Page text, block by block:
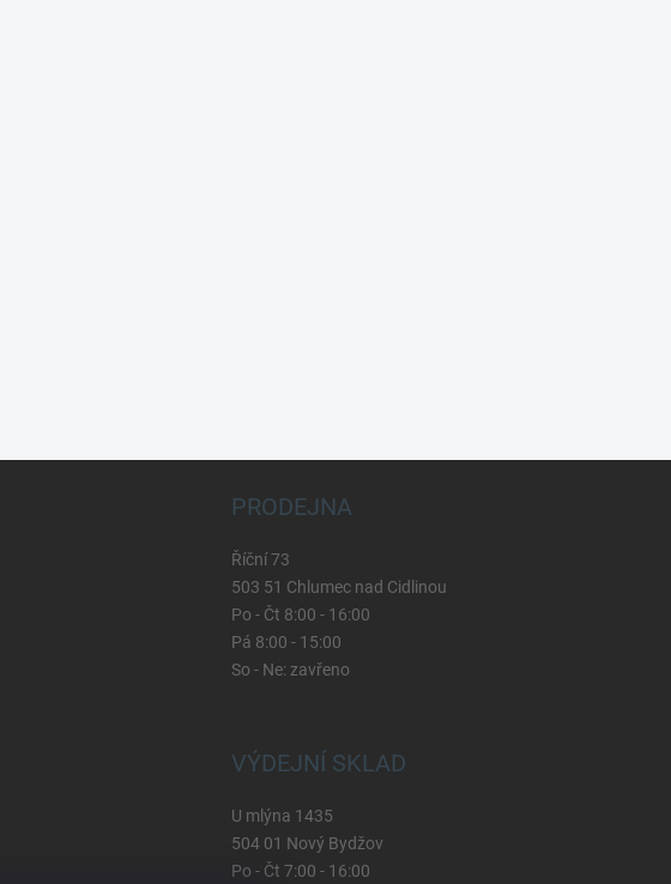
PRODEJNA
Říční 73
503 51 Chlumec nad Cidlinou
Po - Čt 8:00 - 16:00
Pá 8:00 - 15:00
So - Ne: zavřeno
VÝDEJNÍ SKLAD
U mlýna 1435
504 01 Nový Bydžov
Po - Čt 7:00 - 16:00